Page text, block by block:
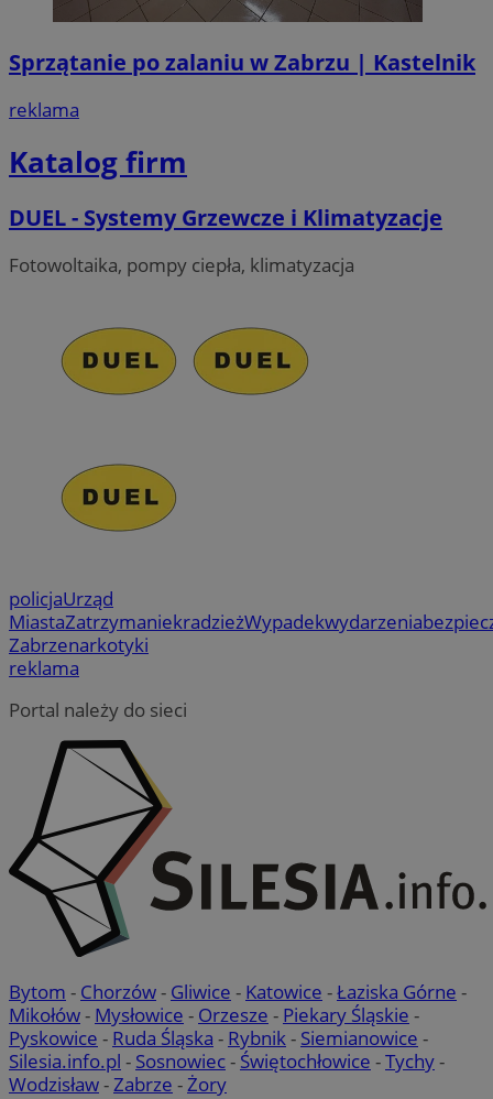
Sprzątanie po zalaniu w Zabrzu | Kastelnik
reklama
Katalog firm
DUEL - Systemy Grzewcze i Klimatyzacje
Fotowoltaika, pompy ciepła, klimatyzacja
policjaUrząd
MiastaZatrzymaniekradzieżWypadekwydarzenia
Zabrzenarkotyki
reklama
Portal należy do sieci
Bytom - Chorzów- Gliwice - Katowice -Łaziska Górne -
Mikołów- Mysłowice - Orzesze - Piekary Śląskie -
Pyskowice - Ruda Śląska - Rybnik- Siemianowice -
Silesia.info.pl - Sosnowiec- Świętochłowice -Tychy-
Wodzisław-Zabrze -Żory